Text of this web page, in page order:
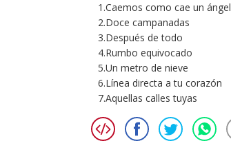
1.Caemos como cae un ángel
2.Doce campanadas
3.Después de todo
4.Rumbo equivocado
5.Un metro de nieve
6.Línea directa a tu corazón
7.Aquellas calles tuyas